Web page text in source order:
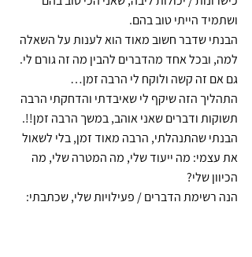
ושתמיד הייתי טוב בהם.
הבנתי שדבר חשוב מאוד הוא לענות על השאלה
למה, ובכל אחד מהדברים להבין מה זה גורם לי.
גם אם זה קשה ולוקח לי הרבה זמן…
התהליך הזה שיקף לי שאיבדתי והדחקתי הרבה
תשוקות ודברים שאני אוהב, במשך הרבה זמן!!.
הבנתי שהתנהלתי, הרבה מאוד זמן, בלי לשאול
את עצמי: מה ייעוד שלי, מה המטרה שלי, מה
הכיוון שלי?
הנה רשימת הדברים / פעילויות שלי, שכתבתי: